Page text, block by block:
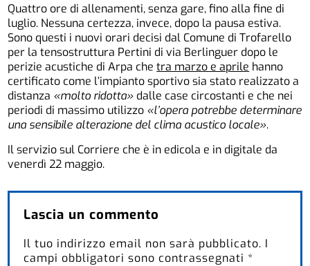
Quattro ore di allenamenti, senza gare, fino alla fine di
luglio. Nessuna certezza, invece, dopo la pausa estiva.
Sono questi i nuovi orari decisi dal Comune di Trofarello
per la tensostruttura Pertini di via Berlinguer dopo le
perizie acustiche di Arpa chetra marzo e aprile hanno
certificato come l’impianto sportivo sia stato realizzato a
distanza «molto ridotta» dalle case circostanti e che nei
periodi di massimo utilizzo «l’opera potrebbe determinare
una sensibile alterazione del clima acustico locale».
Il servizio sul Corriere che è in edicola e in digitale da
venerdì 22 maggio.
Lascia un commento
Il tuo indirizzo email non sarà pubblicato. I
campi obbligatori sono contrassegnati *